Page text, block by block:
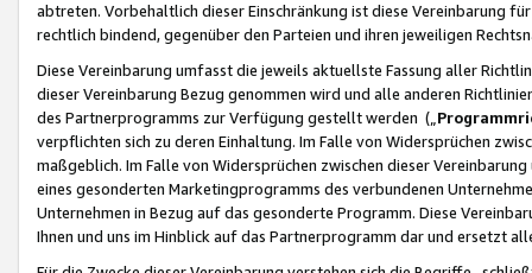
abtreten. Vorbehaltlich dieser Einschränkung ist diese Vereinbarung
rechtlich bindend, gegenüber den Parteien und ihren jeweiligen
Diese Vereinbarung umfasst die jeweils aktuellste Fassung aller
dieser Vereinbarung Bezug genommen wird und alle anderen
des Partnerprogramms zur Verfügung gestellt werden („
verpflichten sich zu deren Einhaltung. Im Falle von Widersprüchen
maßgeblich. Im Falle von Widersprüchen zwischen dieser
eines gesonderten Marketingprogramms des verbundenen
Unternehmen in Bezug auf das gesonderte Programm. Diese
Ihnen und uns im Hinblick auf das Partnerprogramm dar und ersetzt